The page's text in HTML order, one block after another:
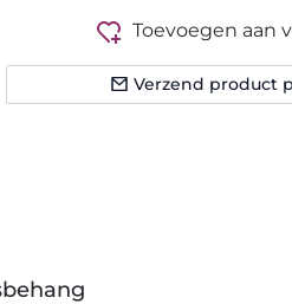
Toevoegen aan
Verzend product